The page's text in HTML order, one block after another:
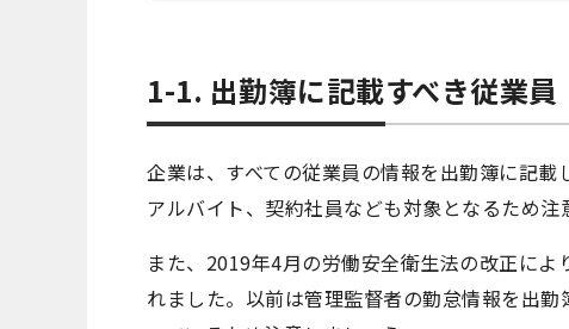
1-1. 出勤簿に記載すべき従業員
企業は、すべての従業員の情報を出勤簿に記
アルバイト、契約社員なども対象となるため注
また、2019年4月の労働安全衛生法の改正に
れました。以前は管理監督者の勤怠情報を出